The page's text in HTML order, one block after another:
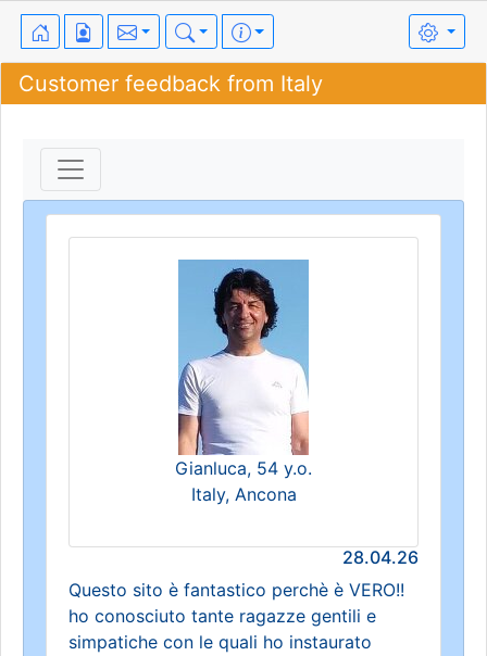
Customer feedback from Italy
Gianluca, 54 y.o.
Italy, Ancona
28.04.26
Questo sito è fantastico perchè è VERO!!
ho conosciuto tante ragazze gentili e
simpatiche con le quali ho instaurato